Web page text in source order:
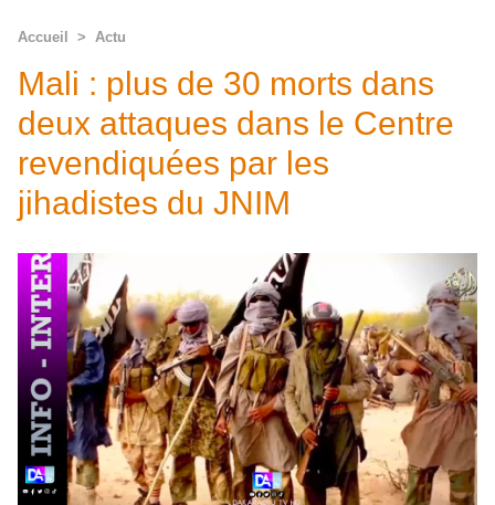
Accueil > Actu
Mali : plus de 30 morts dans
deux attaques dans le Centre
revendiquées par les
jihadistes du JNIM